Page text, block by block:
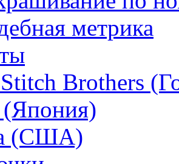
метрика
Brothers
(США)